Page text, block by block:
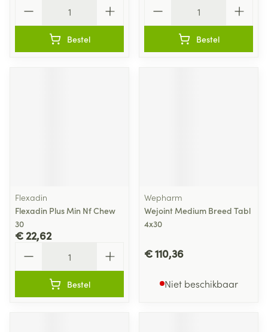
Bestel Bestel
Flexadin
Flexadin Plus Min Nf Chew
30
€ 22,62
Bestel
Wepharm
Wejoint Medium Breed Tabl
4x30
€ 110,36
Niet beschikbaar